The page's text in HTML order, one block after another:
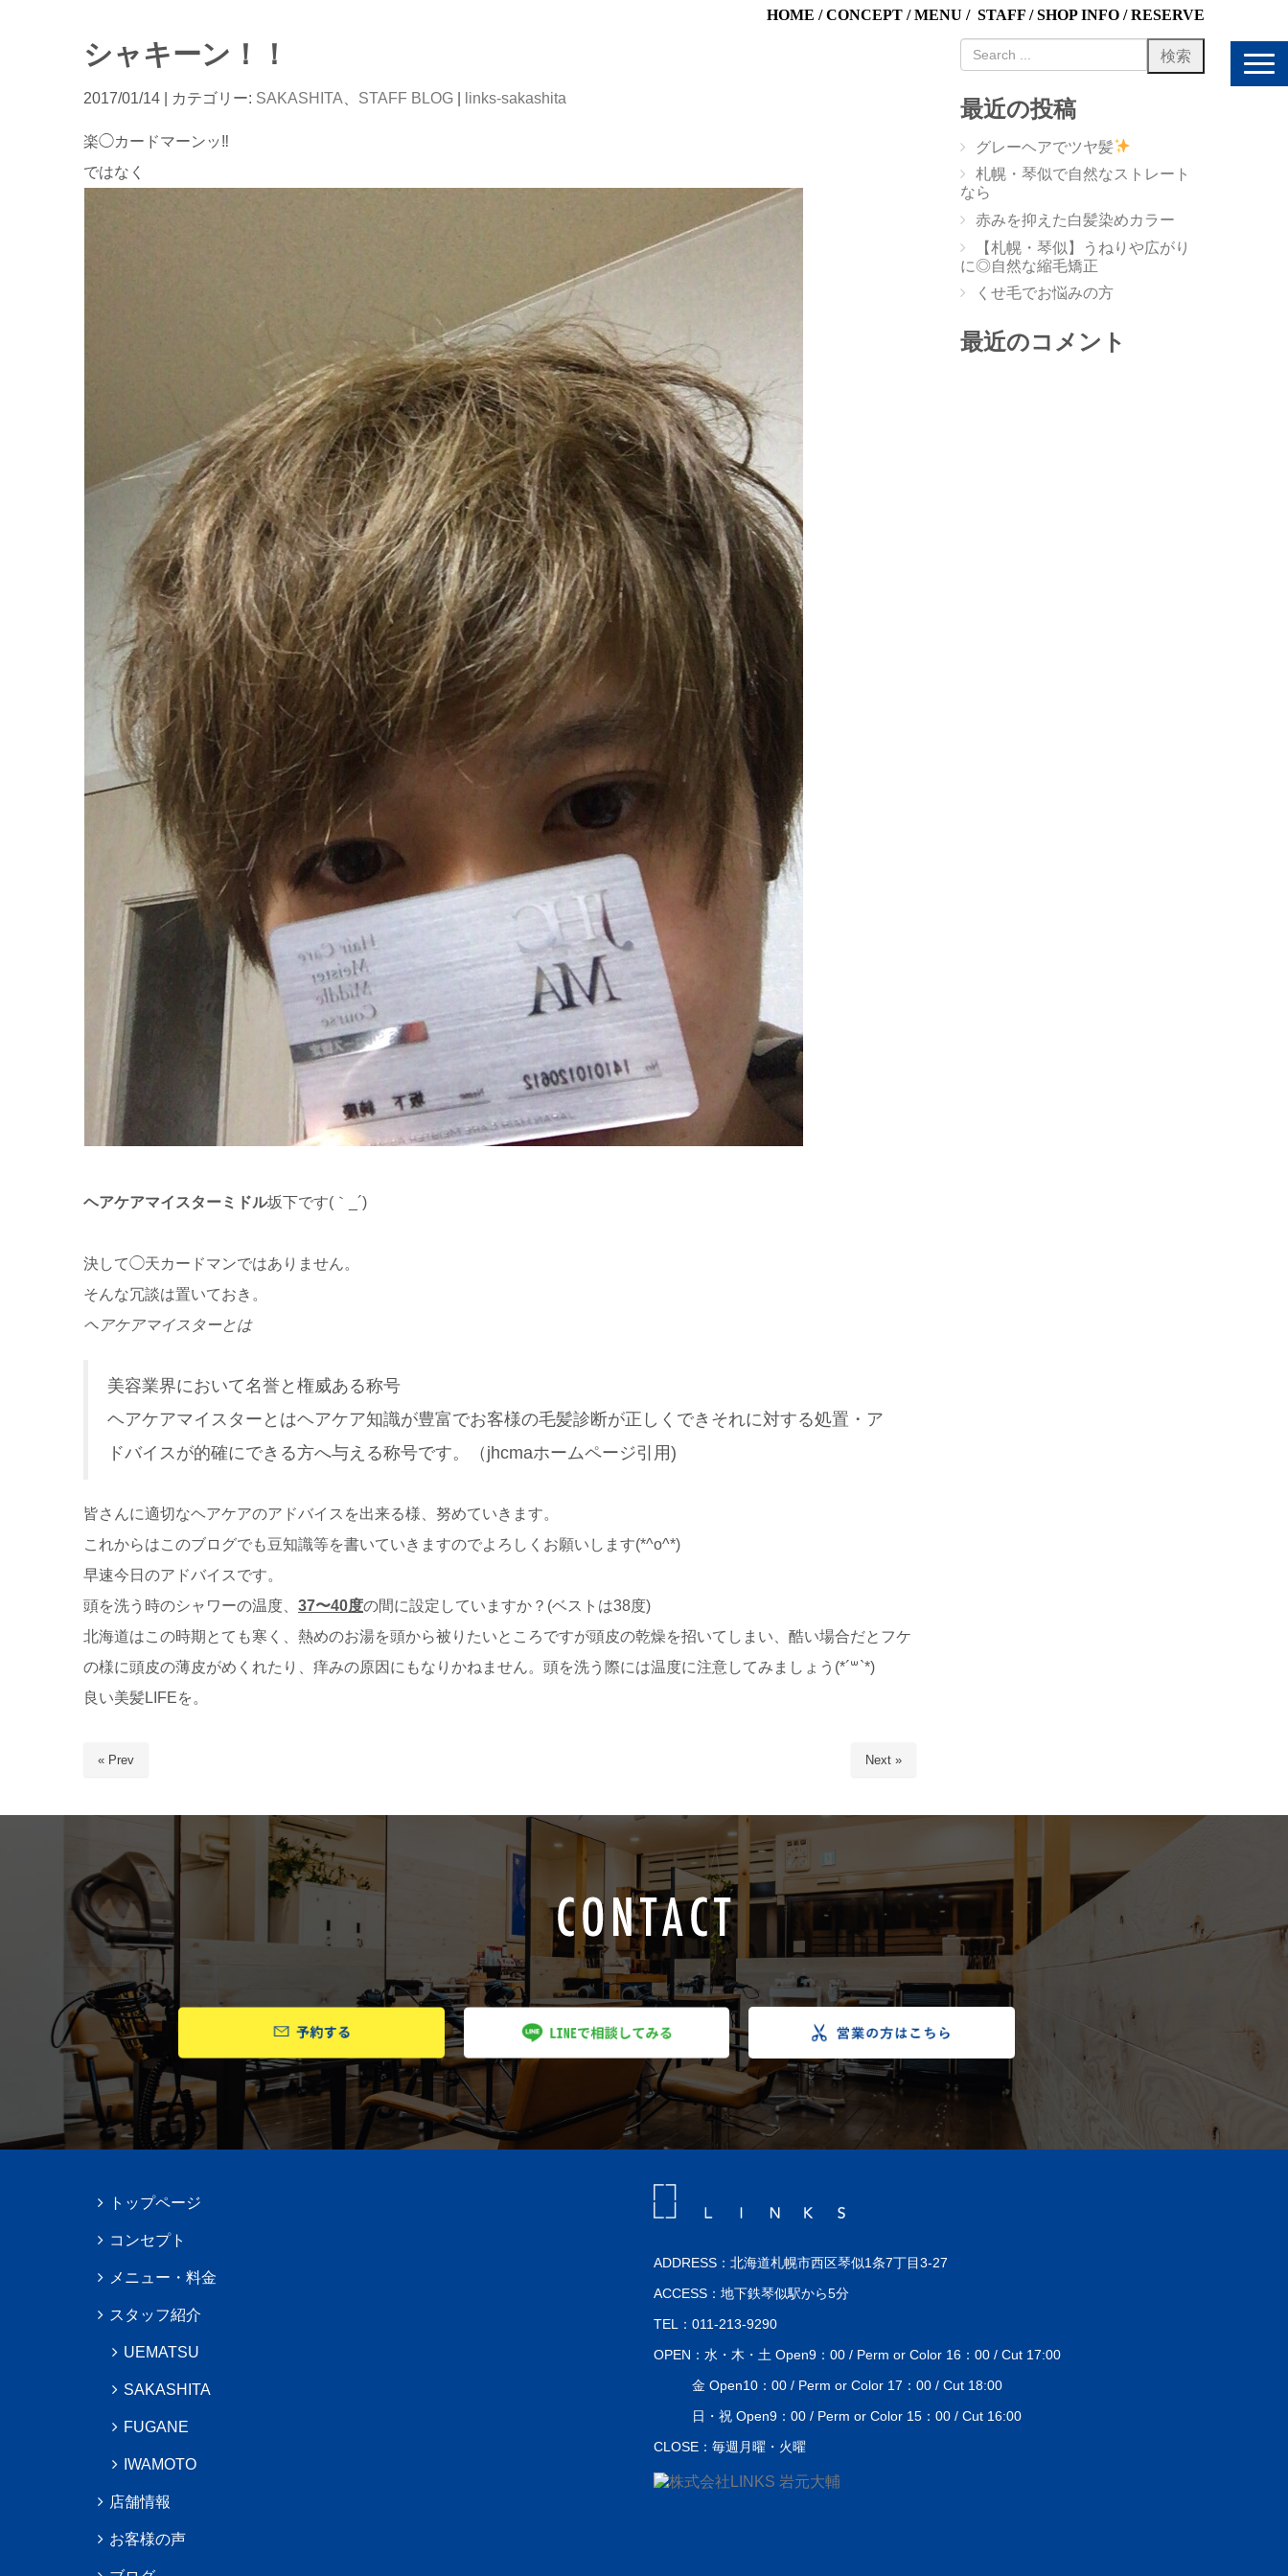
HOME /CONCEPT /MENU / STAFF /SHOP INFO /RESERVE
N
シャキーン！！
2017/01/14 | カテゴリー: SAKASHITA STAFF BLOG links-sakashita
楽◯カードマーンッ‼︎
ではなく
ヘアケアマイスターミドル坂下です(｀_´)ゞ
決して◯天カードマンではありません。
そんな冗談は置いておき。
ヘアケアマイスターとは
美容業界において名誉と権威ある称号
ヘアケアマイスターとはヘアケア知識が豊富でお客様の毛髪診断が正しくできそれに対する処置・ア
ドバイスが的確にできる方へ与える称号です。（jhcmaホームページ引用)
皆さんに適切なヘアケアのアドバイスを出来る様、努めていきます。
これからはこのブログでも豆知識等を書いていきますのでよろしくお願いします(*^o^*)
早速今日のアドバイスです。
頭を洗う時のシャワーの温度、 37〜40度の間に設定していますか？(ベストは38度)
北海道はこの時期とても寒く、熱めのお湯を頭から被りたいところですが頭皮の乾燥を招いてしまい、酷い場合だとフケ
の様に頭皮の薄皮がめくれたり、痒みの原因にもなりかねません。頭を洗う際には温度に注意してみましょう(*´꒳`*)
良い美髪LIFEを。
« Prev Next »
最近の投稿
グレーヘアでツヤ髪
札幌・琴似で自然なストレート
なら
赤みを抑えた白髪染めカラー
【札幌・琴似】うねりや広がり
に◎自然な縮毛矯正
くせ毛でお悩みの方
最近のコメント
トップページ
コンセプト
メニュー・料金
スタッフ紹介
UEMATSU
SAKASHITA
FUGANE
IWAMOTO
店舗情報
お客様の声
ADDRESS：北海道札幌市西区琴似1条7丁目3-27
ACCESS：地下鉄琴似駅から5分
TEL：011-213-9290
OPEN：水・木・土 Open9：00 / Perm or Color 16：00 / Cut 17:00
金 Open10：00 / Perm or Color 17：00 / Cut 18:00
日・祝 Open9：00 / Perm or Color 15：00 / Cut 16:00
CLOSE：毎週月曜・火曜